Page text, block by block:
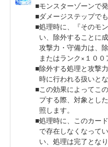
モンスターゾーンで
ダメージステップで
処理時に、『そのモ
い、除外することに
攻撃力・守備力は、
またはランク×１００
除外する処理と攻撃
時に行われる扱いとな
この効果によってこ
プする際、対象とし
照します。
処理時に、このカー
で存在しなくなって
い、処理は完了となり